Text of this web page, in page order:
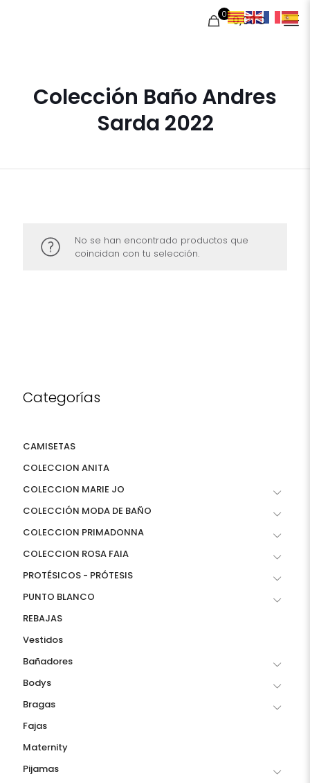
0 0,00€
Colección Baño Andres
Sarda 2022
No se han encontrado productos que
coincidan con tu selección.
Categorías
CAMISETAS
COLECCION ANITA
COLECCION MARIE JO
COLECCIÓN MODA DE BAÑO
COLECCION PRIMADONNA
COLECCION ROSA FAIA
PROTÉSICOS - PRÓTESIS
PUNTO BLANCO
REBAJAS
Vestidos
Bañadores
Bodys
Bragas
Fajas
Maternity
Pijamas